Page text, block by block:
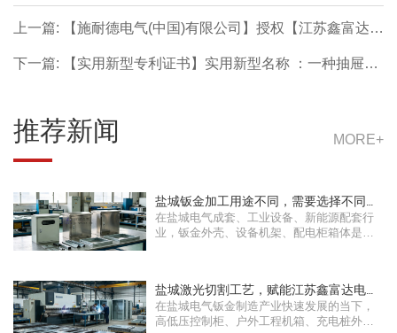
上一篇: 【施耐德电气(中国)有限公司】授权【江苏鑫富达电
气有限责任公司】Prisma E 标准化低压成套分配电设备技
下一篇: 【实用新型专利证书】实用新型名称 ：一种抽屉式
推荐新闻 MORE+
盐城钣金加工用途不同，需要选择不同的
钣金···
在盐城电气成套、工业设备、新能源配套行
业，钣金外壳、设备机架、配电柜箱体是工
盐城激光切割工艺，赋能江苏鑫富达电气
工程···
在盐城电气钣金制造产业快速发展的当下，
高低压控制柜、户外工程机箱、充电桩外壳